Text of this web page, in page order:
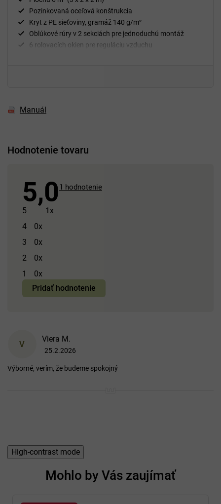
Pozinkovaná oceľová konštrukcia
Kryt z PE sieťoviny, gramáž 140 g/m²
Oblúkové rúry v 2 sekciách pre jednoduchú montáž
6 rolovacích okien pre reguláciu vzduchu
Manuál
Hodnotenie tovaru
5,0Priemerné
1 hodnotenie
5
1x
4
0x
3
0x
2
0x
1
0x
Pridať hodnotenie
s
n
V
Viera M.
Hodnotenie produktu je 5 z 5 hviezdičiek.
25.2.2026
Výborné, verím, že budeme spokojný
High-contrast mode
Mohlo by Vás zaujímať